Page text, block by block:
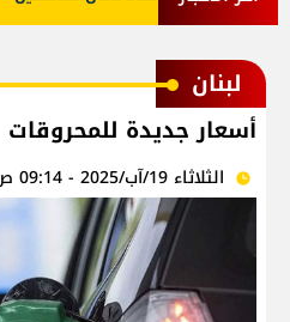
لبنان
أسعار جديدة للمحروقات
الثلاثاء 19/آب/2025 - 09:14 ص